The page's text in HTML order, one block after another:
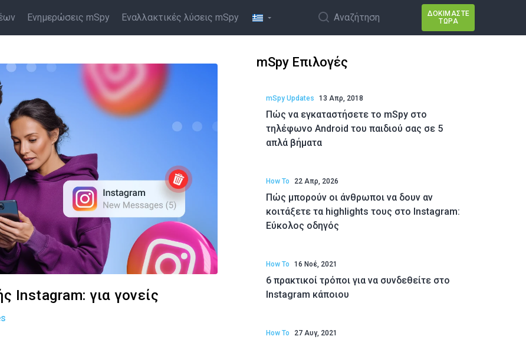
Ενημερώσεις mSpy Εναλλακτικές λύσεις mSpy Αναζήτηση
ΔΟΚΙΜΆΣΤΕ
ΤΏΡΑ
Instagram: για γονείς
mSpy Επιλογές
mSpy Updates 13 Απρ, 2018
Πώς να εγκαταστήσετε το mSpy στο
τηλέφωνο Android του παιδιού σας σε 5
απλά βήματα
How To 22 Απρ, 2026
Πώς μπορούν οι άνθρωποι να δουν αν
κοιτάξετε τα highlights τους στο Instagram:
Εύκολος οδηγός
How To 16 Νοέ, 2021
6 πρακτικοί τρόποι για να συνδεθείτε στο
Instagram κάποιου
How To 27 Αυγ, 2021